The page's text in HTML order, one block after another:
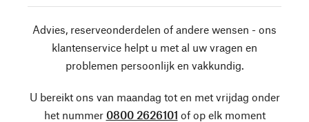
Advies, reserveonderdelen of andere wensen - ons
klantenservice helpt u met al uw vragen en
problemen persoonlijk en vakkundig.
U bereikt ons van maandag tot en met vrijdag onder
het nummer 0800 2626101 of op elk moment